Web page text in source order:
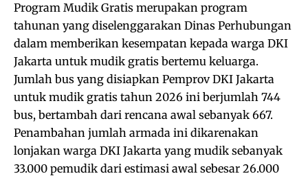
Program Mudik Gratis merupakan program
tahunan yang diselenggarakan Dinas Perhubungan
dalam memberikan kesempatan kepada warga DKI
Jakarta untuk mudik gratis bertemu keluarga.
Jumlah bus yang disiapkan Pemprov DKI Jakarta
untuk mudik gratis tahun 2026 ini berjumlah 744
bus, bertambah dari rencana awal sebanyak 667.
Penambahan jumlah armada ini dikarenakan
lonjakan warga DKI Jakarta yang mudik sebanyak
33.000 pemudik dari estimasi awal sebesar 26.000